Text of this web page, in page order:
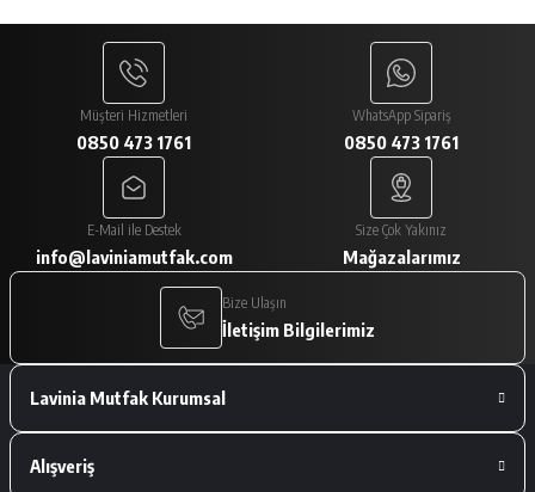
Müşteri Hizmetleri
0850 473 1761
WhatsApp Sipariş
0850 473 1761
E-Mail ile Destek
info@laviniamutfak.com
Size Çok Yakınız
Mağazalarımız
Bize Ulaşın
İletişim Bilgilerimiz
Lavinia Mutfak Kurumsal
Alışveriş